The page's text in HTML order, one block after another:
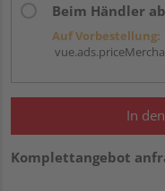
Beim Händler
Auf Vorbestellung:
In
Komplettangebot